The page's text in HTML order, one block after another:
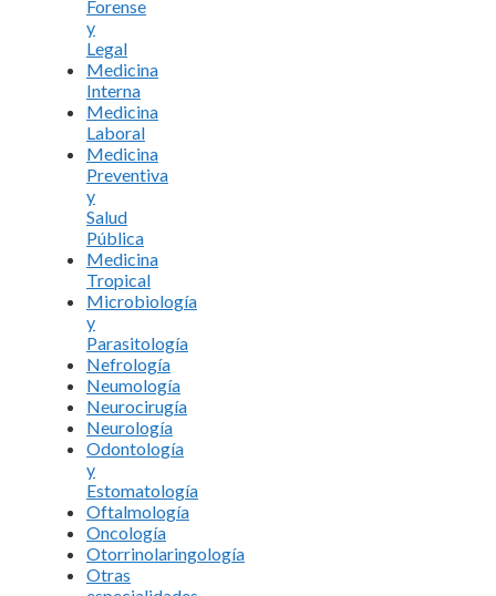
Forense
y
Legal
Medicina
Interna
Medicina
Laboral
Medicina
Preventiva
y
Salud
Pública
Medicina
Tropical
Microbiología
y
Parasitología
Nefrología
Neumología
Neurocirugía
Neurología
Odontología
y
Estomatología
Oftalmología
Oncología
Otorrinolaringología
Otras